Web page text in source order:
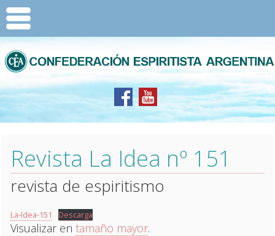
Revista La Idea nº 151
revista de espiritismo
La-Idea-151 Descarga
Visualizar entamaño mayor.